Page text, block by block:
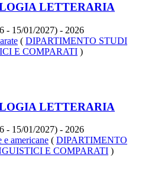
LETTERARIA
- 15/01/2027) - 2026
( DIPARTIMENTO STUDI
E COMPARATI )
LETTERARIA
- 15/01/2027) - 2026
e americane ( DIPARTIMENTO
E COMPARATI )